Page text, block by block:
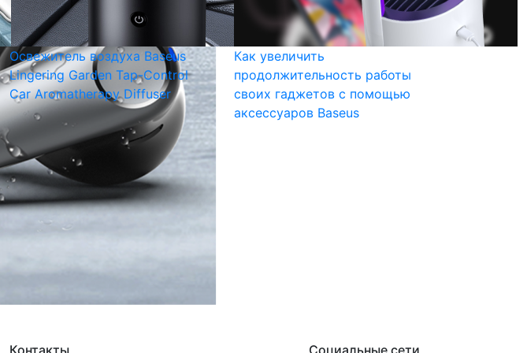
Освежитель воздуха Baseus
Lingering Garden Tap-Control
Car Aromatherapy Diffuser
Как увеличить
продолжительность работы
своих гаджетов с помощью
аксессуаров Baseus
Контакты Социальные сети